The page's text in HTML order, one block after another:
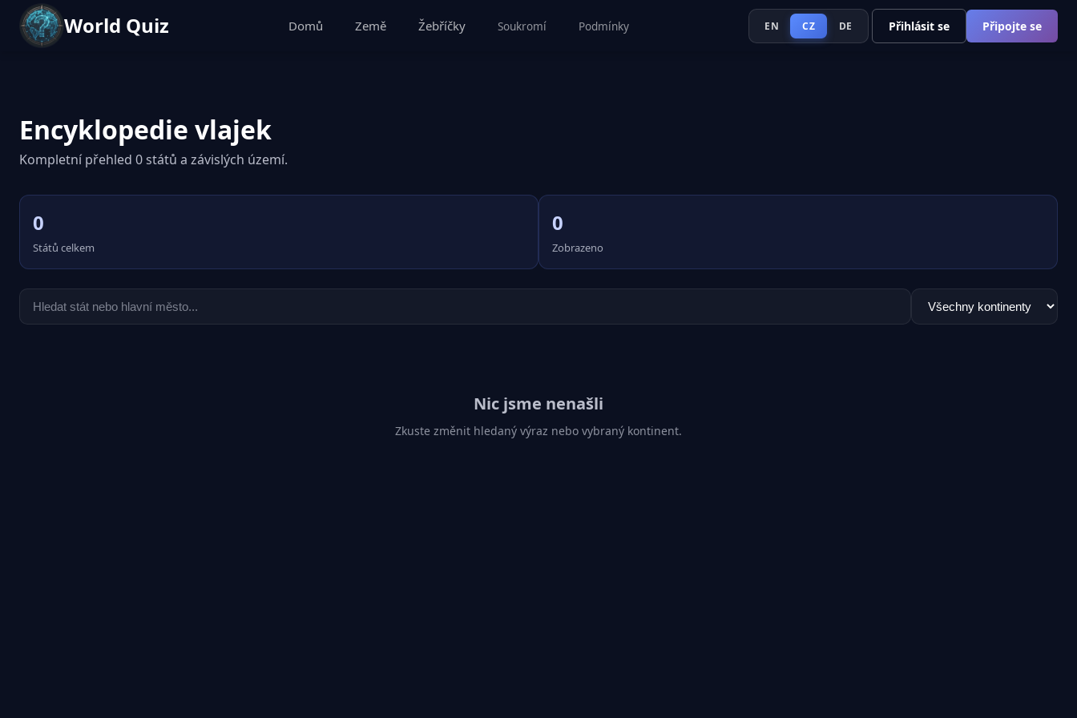
World Quiz Domů Země Žebříčky Soukromí Podmínky EN CZ DE Přihlásit se Připojte se
Encyklopedie vlajek
Kompletní přehled 0 států a závislých území.
0
Států celkem
0
Zobrazeno
Nic jsme nenašli
Zkuste změnit hledaný výraz nebo vybraný kontinent.